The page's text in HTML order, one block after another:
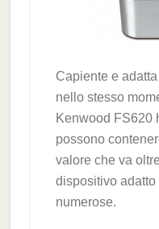
Capiente e
nello stesso
Kenwood FS620
possono
valore che va
dispositivo
numerose.